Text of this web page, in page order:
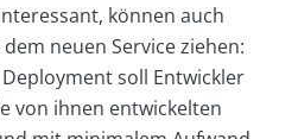
können auch
neuen Service ziehen:
soll Entwickler
von ihnen entwickelten